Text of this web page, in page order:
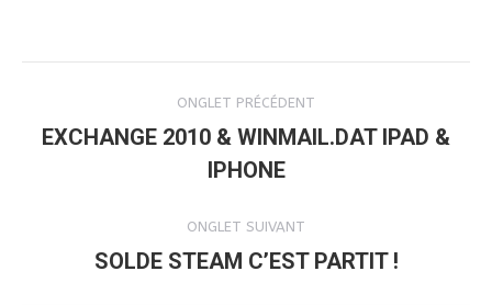
NAVIGATION
DE
COMMENTAIRE
ONGLET PRÉCÉDENT
précédent
EXCHANGE 2010 & WINMAIL.DAT IPAD &
IPHONE
ONGLET SUIVANT
Onglet
SOLDE STEAM C’EST PARTIT !